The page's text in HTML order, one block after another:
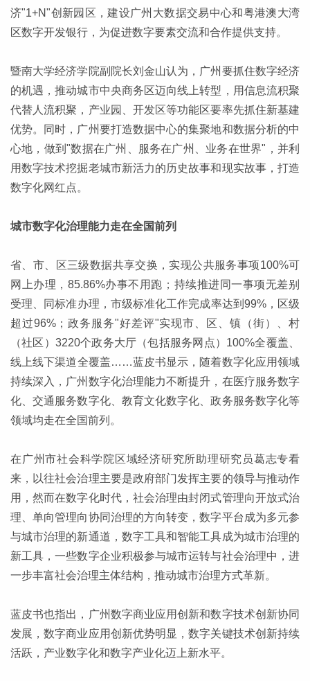
济"1+N"创新园区，建设广州大数据交易中心和粤港澳大湾
区数字开发银行，为促进数字要素交流和合作提供支持。
暨南大学经济学院副院长刘金山认为，广州要抓住数字经济
的机遇，推动城市中央商务区迈向线上转型，用信息流积聚
代替人流积聚，产业园、开发区等功能区要率先抓住新基建
优势。同时，广州要打造数据中心的集聚地和数据分析的中
心地，做到"数据在广州、服务在广州、业务在世界"，并利
用数字技术挖掘老城市新活力的历史故事和现实故事，打造
数字化网红点。
城市数字化治理能力走在全国前列
省、市、区三级数据共享交换，实现公共服务事项100%可
网上办理，85.86%办事不用跑；持续推进同一事项无差别
受理、同标准办理，市级标准化工作完成率达到99%，区级
超过96%；政务服务"好差评"实现市、区、镇（街）、村
（社区）3220个政务大厅（包括服务网点）100%全覆盖、
线上线下渠道全覆盖……蓝皮书显示，随着数字化应用领域
持续深入，广州数字化治理能力不断提升，在医疗服务数字
化、交通服务数字化、教育文化数字化、政务服务数字化等
领域均走在全国前列。
在广州市社会科学院区域经济研究所助理研究员葛志专看
来，以往社会治理主要是政府部门发挥主要的领导与推动作
用，然而在数字化时代，社会治理由封闭式管理向开放式治
理、单向管理向协同治理的方向转变，数字平台成为多元参
与城市治理的新通道，数字工具和智能工具成为城市治理的
新工具，一些数字企业积极参与城市运转与社会治理中，进
一步丰富社会治理主体结构，推动城市治理方式革新。
蓝皮书也指出，广州数字商业应用创新和数字技术创新协同
发展，数字商业应用创新优势明显，数字关键技术创新持续
活跃，产业数字化和数字产业化迈上新水平。